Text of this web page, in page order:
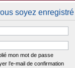
soyez
mon mot de passe
l’e-mail de confirmation